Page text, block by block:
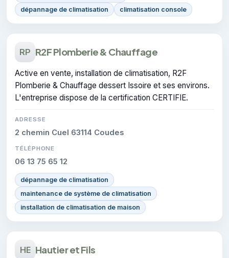
dépannage de climatisation
climatisation console
RP R2F Plomberie & Chauffage
Active en vente, installation de climatisation, R2F
Plomberie & Chauffage dessert Issoire et ses environs.
L'entreprise dispose de la certification CERTIFIE.
ADRESSE
2 chemin Cuel 63114 Coudes
TÉLÉPHONE
06 13 75 65 12
dépannage de climatisation
maintenance de système de climatisation
installation de climatisation de maison
HE Hautier et Fils